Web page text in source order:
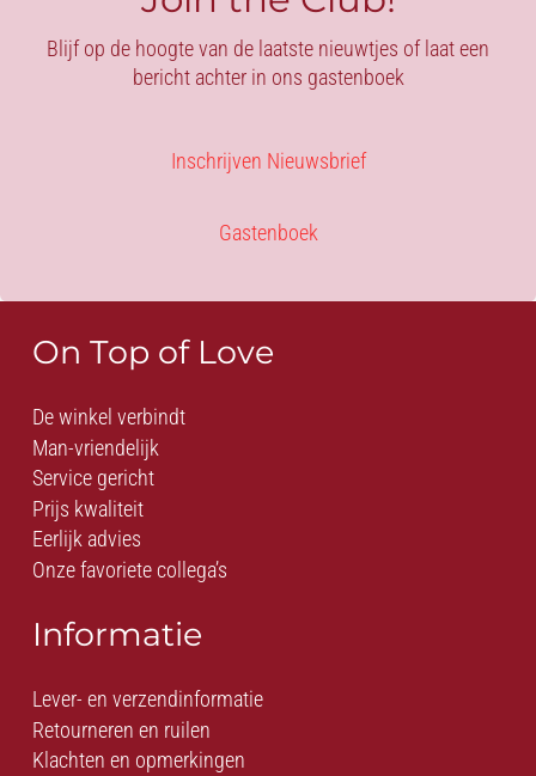
Blijf op de hoogte van de laatste nieuwtjes of laat een
bericht achter in ons gastenboek
Inschrijven Nieuwsbrief
Gastenboek
On Top of Love
De winkel verbindt
Man-vriendelijk
Service gericht
Prijs kwaliteit
Eerlijk advies
Onze favoriete collega’s
Informatie
Lever- en verzendinformatie
Retourneren en ruilen
Klachten en opmerkingen